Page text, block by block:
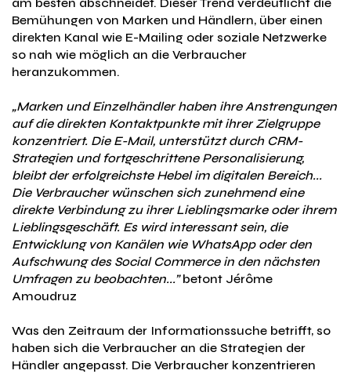
Bemühungen von Marken und Händlern, über einen
direkten Kanal wie E-Mailing oder soziale Netzwerke
so nah wie möglich an die Verbraucher
heranzukommen.
„Marken und Einzelhändler haben ihre Anstrengungen
auf die direkten Kontaktpunkte mit ihrer Zielgruppe
konzentriert. Die E-Mail, unterstützt durch CRM-
Strategien und fortgeschrittene Personalisierung,
bleibt der erfolgreichste Hebel im digitalen Bereich...
Die Verbraucher wünschen sich zunehmend eine
direkte Verbindung zu ihrer Lieblingsmarke oder ihrem
Lieblingsgeschäft. Es wird interessant sein, die
Entwicklung von Kanälen wie WhatsApp oder den
Aufschwung des Social Commerce in den nächsten
Umfragen zu beobachten...”betont Jérôme
Amoudruz
Was den Zeitraum der Informationssuche betrifft, so
haben sich die Verbraucher an die Strategien der
Händler angepasst. Die Verbraucher konzentrieren